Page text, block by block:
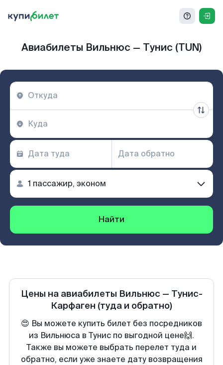
Авиабилеты Вильнюс — Тунис (TUN)
Найти
Цены на авиабилеты Вильнюс — Тунис-
Карфаген (туда и обратно)
😍 Вы можете купить билет без посредников
из Вильнюса в Тунис по выгодной цене🙌.
Также вы можете выбрать перелет туда и
обратно, если уже знаете дату возвращения